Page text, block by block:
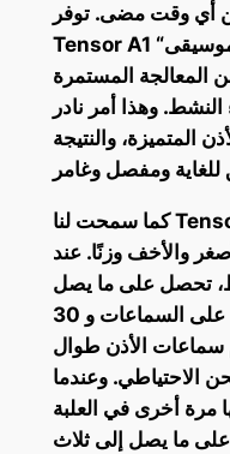
أي وقت مضى. توفر
Tensor A1 “مسارًا سريعًا” مخصصًا للموسيقى
المعالجة المستمرة
وهذا أمر نادر
المتميزة، والنتيجة
كما سمحت لنا Tensor A1 بزيادة عمر البطارية،
والأخف وزنًا. عند
تحصل على ما يصل
إلى 8 ساعات من عمر البطارية على السماعات و 30
سماعات الأذن طوال
الاحتياطي. وعندما
مرة أخرى في العلبة
على ما يصل إلى ثلاث